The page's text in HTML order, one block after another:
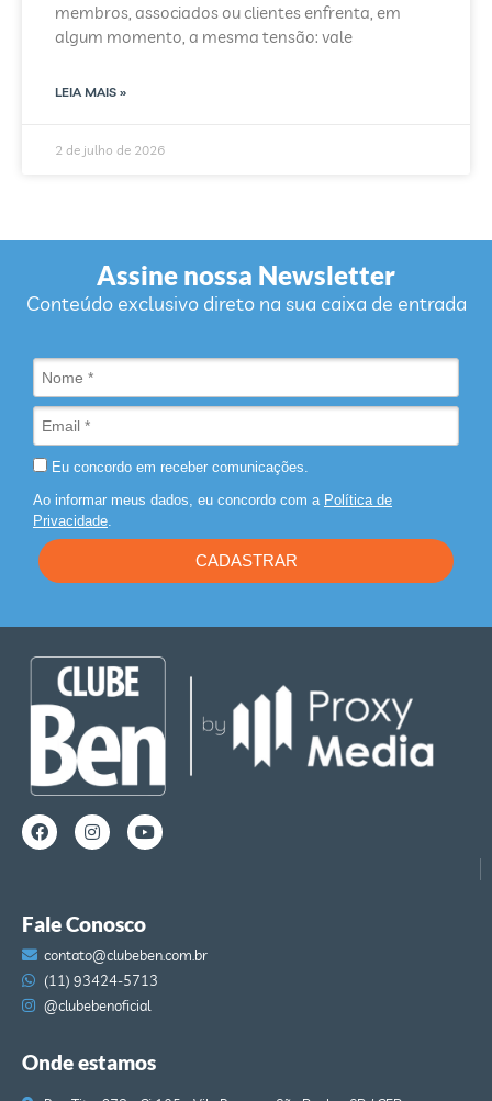
membros, associados ou clientes enfrenta, em
algum momento, a mesma tensão: vale
LEIA MAIS »
2 de julho de 2026
Assine nossa Newsletter
Conteúdo exclusivo direto na sua caixa de entrada
Eu concordo em receber comunicações.
Ao informar meus dados, eu concordo com a Política de
Privacidade
CADASTRAR
Fale Conosco
contato@clubeben.com.br
(11) 93424-5713
@clubebenoficial
Onde estamos